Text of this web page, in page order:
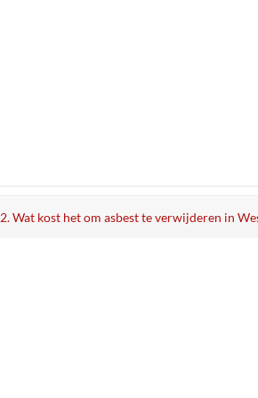
2. Wat kost het om asbest te verwijderen in